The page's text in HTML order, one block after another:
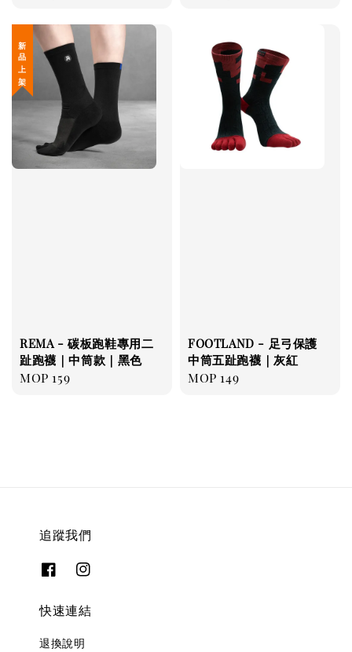
新 品 上 架
REMA - 碳板跑鞋專用二
趾跑襪｜中筒款｜黑色
Regular
MOP 159
FOOTLAND - 足弓保護
中筒五趾跑襪｜灰紅
Regular
MOP 149
追蹤我們
快速連結
退換說明